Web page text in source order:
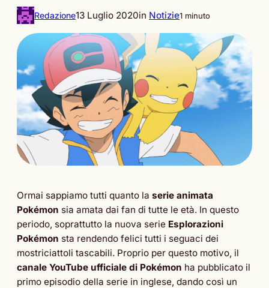
Redazione13 Luglio 2020in Notizie1 minuto
Ormai sappiamo tutti quanto la serie animata
Pokémon sia amata dai fan di tutte le età. In questo
periodo, soprattutto la nuova serie Esplorazioni
Pokémon sta rendendo felici tutti i seguaci dei
mostriciattoli tascabili. Proprio per questo motivo, il
canale YouTube ufficiale di Pokémon ha pubblicato il
primo episodio della serie in inglese, dando così un